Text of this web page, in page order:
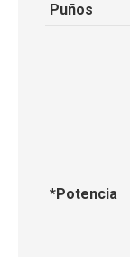
Puños
*Potencia